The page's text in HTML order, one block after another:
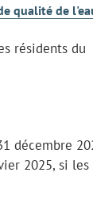
qualité de
résidents du
décembre
2025, si les